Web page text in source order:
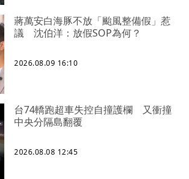
蔣萬安白海豚不放「颱風整備假」惹
議 沈伯洋：放假SOP為何？
2026.08.09 16:10
台74轎跑超車失控自撞護欄 又衝撞
中央分隔島翻覆
2026.08.08 12:45